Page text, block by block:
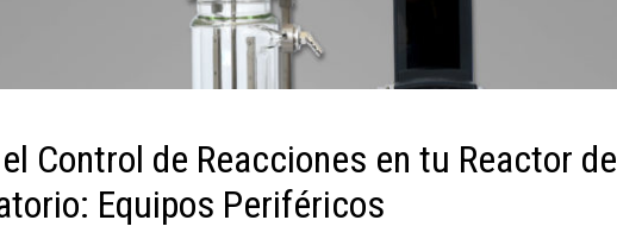
Control de Reacciones en tu Reactor de
Equipos Periféricos